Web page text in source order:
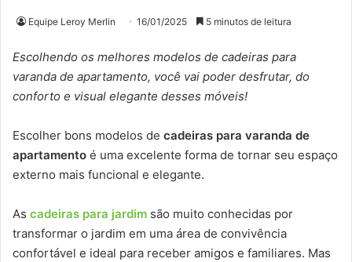
Equipe Leroy Merlin 16/01/2025 5 minutos de leitura
Escolhendo os melhores modelos de cadeiras para
varanda de apartamento, você vai poder desfrutar, do
conforto e visual elegante desses móveis!
Escolher bons modelos de cadeiras para varanda de
apartamento é uma excelente forma de tornar seu espaço
externo mais funcional e elegante.
As cadeiras para jardim são muito conhecidas por
transformar o jardim em uma área de convivência
confortável e ideal para receber amigos e familiares. Mas